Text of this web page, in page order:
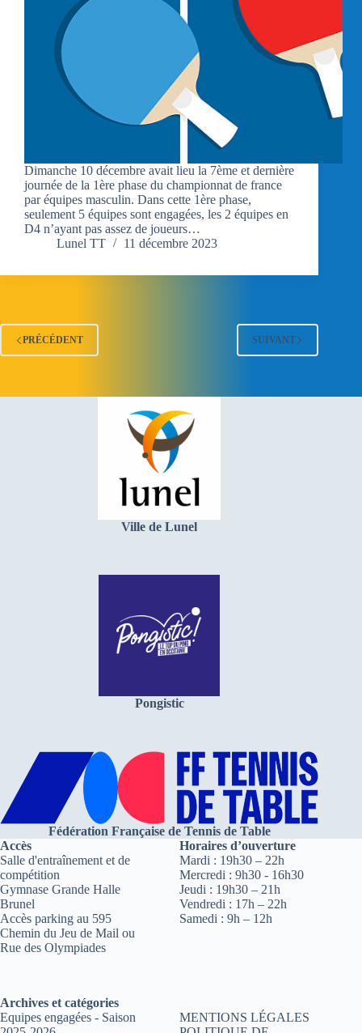
Dimanche 10 décembre avait lieu la 7ème et dernière
journée de la 1ère phase du championnat de france
par équipes masculin. Dans cette 1ère phase,
seulement 5 équipes sont engagées, les 2 équipes en
D4 n’ayant pas assez de joueurs…
Lunel TT
11 décembre 2023
PRÉCÉDENT SUIVANT
Ville de Lunel
Pongistic
Fédération Française de Tennis de Table
Accès
Salle d'entraînement et de
compétition
Gymnase Grande Halle
Brunel
Accès parking au 595
Chemin du Jeu de Mail ou
Rue des Olympiades
Horaires d’ouverture
Mardi : 19h30 – 22h
Mercredi : 9h30 - 16h30
Jeudi : 19h30 – 21h
Vendredi : 17h – 22h
Samedi : 9h – 12h
Archives et catégories
Equipes engagées - Saison
MENTIONS LÉGALES